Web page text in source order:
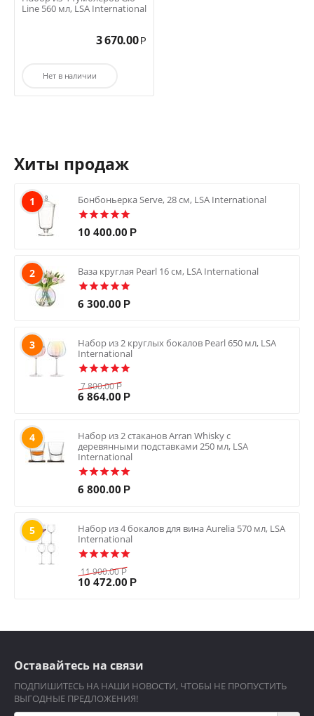
Line 560 мл, LSA International
3 670.00 Р
Нет в наличии
Хиты продаж
1 Бонбоньерка Serve, 28 см, LSA International
10 400.00 Р
2 Ваза круглая Pearl 16 см, LSA International
6 300.00 Р
3
Набор из 2 круглых бокалов Pearl 650 мл, LSA
International
7 800.00 Р
6 864.00 Р
4
Набор из 2 стаканов Arran Whisky с
деревянными подставками 250 мл, LSA
International
6 800.00 Р
5
Набор из 4 бокалов для вина Aurelia 570 мл, LSA
International
11 900.00 Р
10 472.00 Р
Оставайтесь на связи
ПОДПИШИТЕСЬ НА НАШИ НОВОСТИ, ЧТОБЫ НЕ ПРОПУСТИТЬ
ВЫГОДНЫЕ ПРЕДЛОЖЕНИЯ!